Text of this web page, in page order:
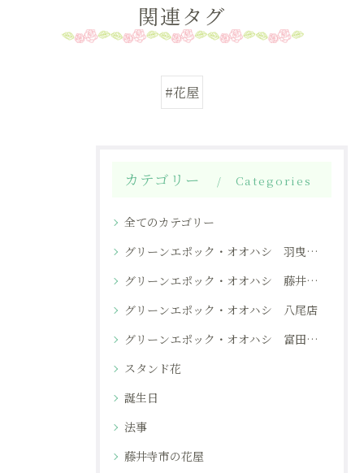
関連タグ
#花屋
カテゴリー Categories
全てのカテゴリー
グリーンエポック・オオハシ 羽曳野本店
グリーンエポック・オオハシ 藤井寺店
グリーンエポック・オオハシ 八尾店
グリーンエポック・オオハシ 富田林店
スタンド花
誕生日
法事
藤井寺市の花屋